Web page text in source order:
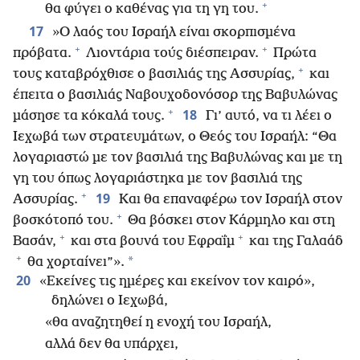
θα φύγει ο καθένας για τη γη του. +
17
»Ο λαός του Ισραήλ είναι σκορπισμένα
πρόβατα. + Λιοντάρια τούς διέσπειραν. + Πρώτα
τους καταβρόχθισε ο βασιλιάς της Ασσυρίας, + και
έπειτα ο βασιλιάς Ναβουχοδονόσορ της Βαβυλώνας
μάσησε τα κόκαλά τους. + 18 Γι’ αυτό, να τι λέει ο
Ιεχωβά των στρατευμάτων, ο Θεός του Ισραήλ: “Θα
λογαριαστώ με τον βασιλιά της Βαβυλώνας και με τη
γη του όπως λογαριάστηκα με τον βασιλιά της
Ασσυρίας. + 19 Και θα επαναφέρω τον Ισραήλ στον
βοσκότοπό του. + Θα βόσκει στον Κάρμηλο και στη
Βασάν, + και στα βουνά του Εφραΐμ + και της Γαλαάδ
+ θα χορταίνει”». *
20
«Εκείνες τις ημέρες και εκείνον τον καιρό»,
δηλώνει ο Ιεχωβά,
«θα αναζητηθεί η ενοχή του Ισραήλ,
αλλά δεν θα υπάρχει,